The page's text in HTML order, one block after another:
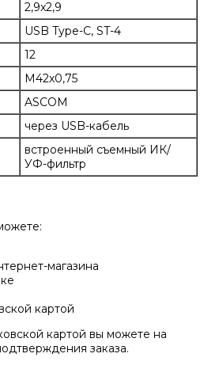
2,9x2,9
USB Type-C, ST-4
12
М42х0,75
ASCOM
через USB-кабель
встроенный съемный ИК/
УФ-фильтр
магазина
картой
картой вы можете на
заказа.